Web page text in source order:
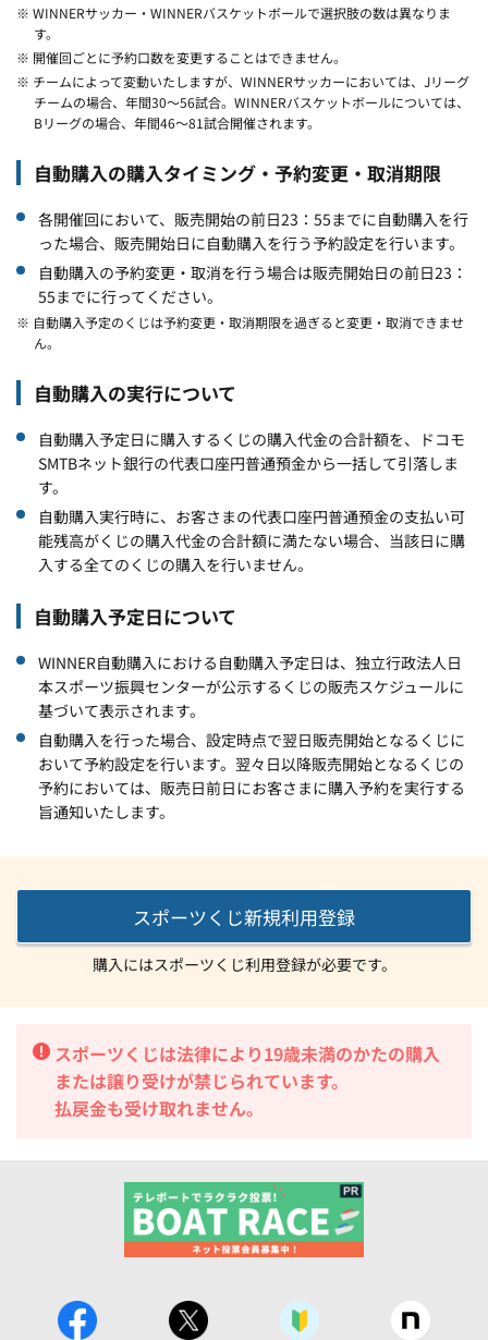
※ WINNERサッカー・WINNERバスケットボールで選択肢の数は異なりま
す。
※ 開催回ごとに予約口数を変更することはできません。
※ チームによって変動いたしますが、WINNERサッカーにおいては、Jリーグ
チームの場合、年間30～56試合。WINNERバスケットボールについては、
Bリーグの場合、年間46～81試合開催されます。
自動購入の購入タイミング・予約変更・取消期限
各開催回において、販売開始の前日23：55までに自動購入を行
った場合、販売開始日に自動購入を行う予約設定を行います。
自動購入の予約変更・取消を行う場合は販売開始日の前日23：
55までに行ってください。
※ 自動購入予定のくじは予約変更・取消期限を過ぎると変更・取消できませ
ん。
自動購入の実行について
自動購入予定日に購入するくじの購入代金の合計額を、ドコモ
SMTBネット銀行の代表口座円普通預金から一括して引落しま
す。
自動購入実行時に、お客さまの代表口座円普通預金の支払い可
能残高がくじの購入代金の合計額に満たない場合、当該日に購
入する全てのくじの購入を行いません。
自動購入予定日について
WINNER自動購入における自動購入予定日は、独立行政法人日
本スポーツ振興センターが公示するくじの販売スケジュールに
基づいて表示されます。
自動購入を行った場合、設定時点で翌日販売開始となるくじに
おいて予約設定を行います。翌々日以降販売開始となるくじの
予約においては、販売日前日にお客さまに購入予約を実行する
旨通知いたします。
スポーツくじ新規利用登録
購入にはスポーツくじ利用登録が必要です。
スポーツくじは法律により19歳未満のかたの購入
または譲り受けが禁じられています。
払戻金も受け取れません。